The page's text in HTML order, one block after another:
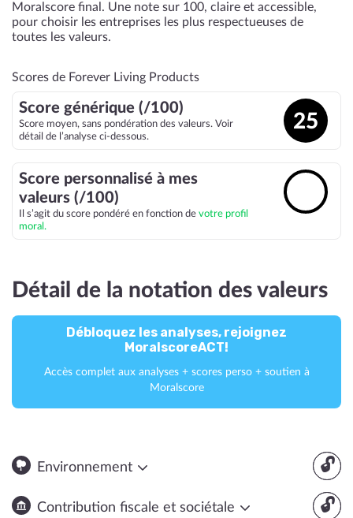
Moralscore final. Une note sur 100, claire et accessible,
pour choisir les entreprises les plus respectueuses de
toutes les valeurs.
Scores de Forever Living Products
Score générique (/100)
Score moyen, sans pondération des valeurs. Voir
détail de l’analyse ci-dessous.
25
Score personnalisé à mes
valeurs (/100)
Il s’agit du score pondéré en fonction de votre profil
moral.
Détail de la notation des valeurs
Débloquez les analyses, rejoignez
MoralscoreACT!
Accès complet aux analyses + scores perso + soutien à
Moralscore
🔓
Environnement
🔓
Contribution fiscale et sociétale